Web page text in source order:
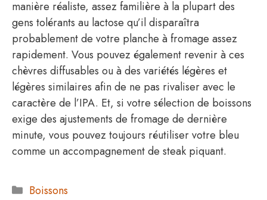
manière réaliste, assez familière à la plupart des
gens tolérants au lactose qu’il disparaîtra
probablement de votre planche à fromage assez
rapidement. Vous pouvez également revenir à ces
chèvres diffusables ou à des variétés légères et
légères similaires afin de ne pas rivaliser avec le
caractère de l’IPA. Et, si votre sélection de boissons
exige des ajustements de fromage de dernière
minute, vous pouvez toujours réutiliser votre bleu
comme un accompagnement de steak piquant.
Catégories
Boissons